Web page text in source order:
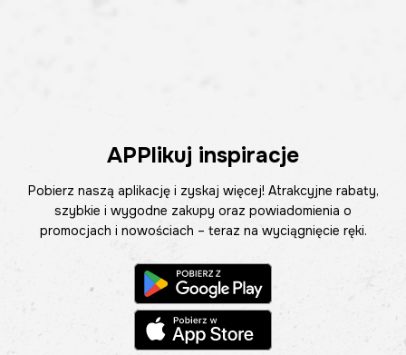
APPlikuj inspiracje
Pobierz naszą aplikację i zyskaj więcej! Atrakcyjne rabaty,
szybkie i wygodne zakupy oraz powiadomienia o
promocjach i nowościach – teraz na wyciągnięcie ręki.